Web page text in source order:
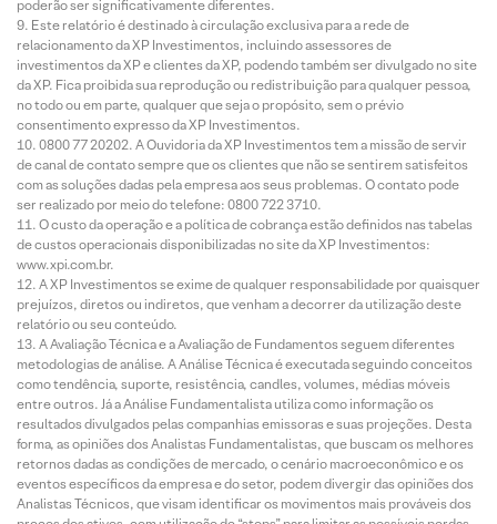
poderão ser significativamente diferentes.
Este relatório é destinado à circulação exclusiva para a rede de
relacionamento da XP Investimentos, incluindo assessores de
investimentos da XP e clientes da XP, podendo também ser divulgado no site
da XP. Fica proibida sua reprodução ou redistribuição para qualquer pessoa,
no todo ou em parte, qualquer que seja o propósito, sem o prévio
consentimento expresso da XP Investimentos.
0800 77 20202. A Ouvidoria da XP Investimentos tem a missão de servir
de canal de contato sempre que os clientes que não se sentirem satisfeitos
com as soluções dadas pela empresa aos seus problemas. O contato pode
ser realizado por meio do telefone: 0800 722 3710.
O custo da operação e a política de cobrança estão definidos nas tabelas
de custos operacionais disponibilizadas no site da XP Investimentos:
www.xpi.com.br.
A XP Investimentos se exime de qualquer responsabilidade por quaisquer
prejuízos, diretos ou indiretos, que venham a decorrer da utilização deste
relatório ou seu conteúdo.
A Avaliação Técnica e a Avaliação de Fundamentos seguem diferentes
metodologias de análise. A Análise Técnica é executada seguindo conceitos
como tendência, suporte, resistência, candles, volumes, médias móveis
entre outros. Já a Análise Fundamentalista utiliza como informação os
resultados divulgados pelas companhias emissoras e suas projeções. Desta
forma, as opiniões dos Analistas Fundamentalistas, que buscam os melhores
retornos dadas as condições de mercado, o cenário macroeconômico e os
eventos específicos da empresa e do setor, podem divergir das opiniões dos
Analistas Técnicos, que visam identificar os movimentos mais prováveis dos